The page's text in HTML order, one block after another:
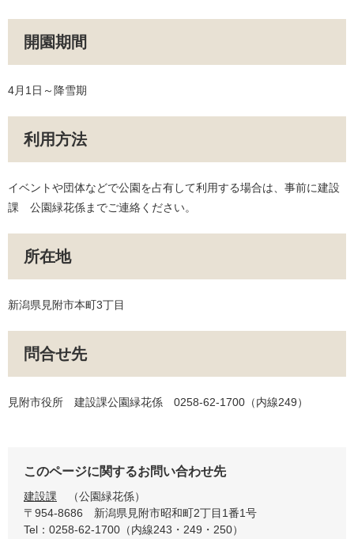
開園期間
4月1日～降雪期
利用方法
イベントや団体などで公園を占有して利用する場合は、事前に建設
課 公園緑花係までご連絡ください。
所在地
新潟県見附市本町3丁目
問合せ先
見附市役所 建設課公園緑花係 0258-62-1700（内線249）
このページに関するお問い合わせ先
建設課
公園緑花係
〒954-8686
新潟県見附市昭和町2丁目1番1号
Tel：0258-62-1700（内線243・249・250）